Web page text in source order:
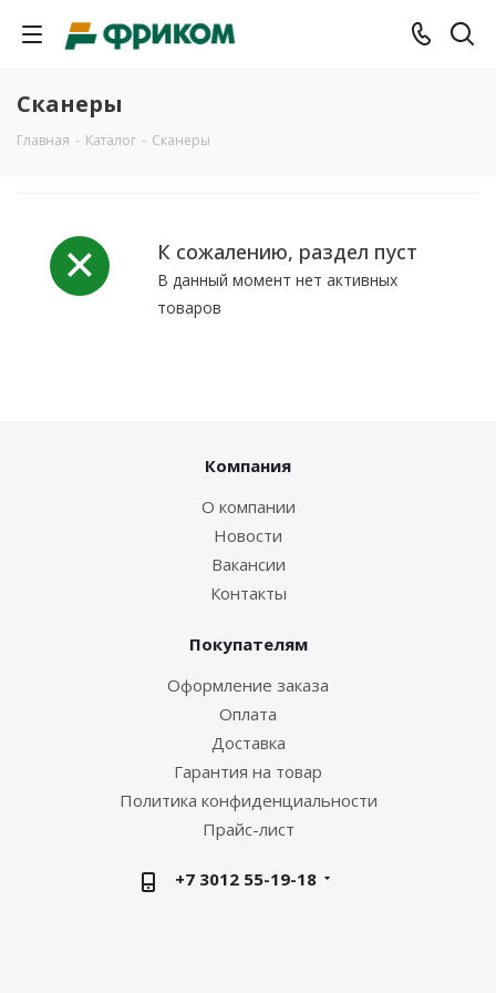
Сканеры
Главная - Каталог - Сканеры
К сожалению, раздел пуст
В данный момент нет активных
товаров
Компания
О компании
Новости
Вакансии
Контакты
Покупателям
Оформление заказа
Оплата
Доставка
Гарантия на товар
Политика конфиденциальности
Прайс-лист
+7 3012 55-19-18